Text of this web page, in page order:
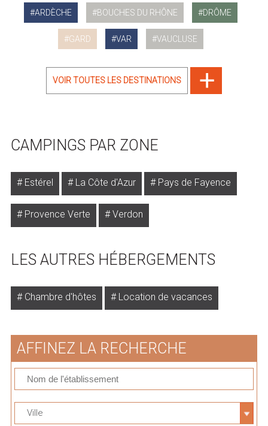
ARDÈCHE BOUCHES DU RHÔNE DRÔME
GARD VAR VAUCLUSE
VOIR TOUTES LES DESTINATIONS
CAMPINGS PAR ZONE
Estérel La Côte d'Azur Pays de Fayence
Provence Verte Verdon
LES AUTRES HÉBERGEMENTS
Chambre d'hôtes Location de vacances
AFFINEZ LA RECHERCHE
Ville